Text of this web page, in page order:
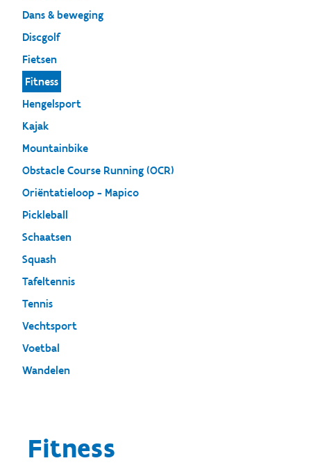
Dans & beweging
Discgolf
Fietsen
Fitness
Hengelsport
Kajak
Mountainbike
Obstacle Course Running (OCR)
Oriëntatieloop - Mapico
Pickleball
Schaatsen
Squash
Tafeltennis
Tennis
Vechtsport
Voetbal
Wandelen
Fitness